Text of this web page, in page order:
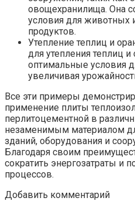
овощехранилища. Она
условия для животных
продуктов.
Утепление теплиц и
для утепления теплиц
оптимальные условия
увеличивая
Все эти примеры
применение плиты
перлитоцементной в
незаменимым материалом
зданий, оборудования и
Благодаря своим
сократить энергозатраты и
процессов.
Добавить комментарий